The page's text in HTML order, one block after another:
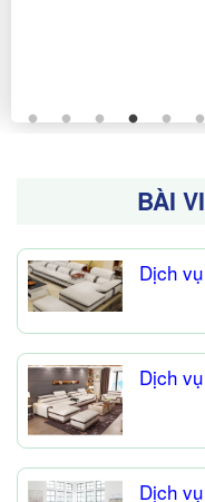
BÀI
Dịch
Dịch
Dịch